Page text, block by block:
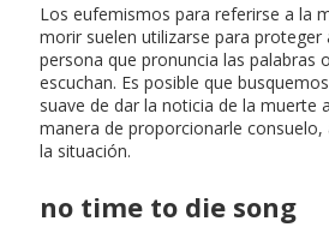
Los eufemismos para referirse a la
morir suelen utilizarse para proteger
persona que pronuncia las palabras
escuchan. Es posible que
suave de dar la noticia de la muerte
manera de proporcionarle consuelo,
la situación.
no time to die song